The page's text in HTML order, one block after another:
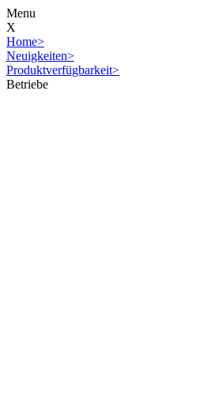
Menu
X
Home>
Neuigkeiten>
Produktverfügbarkeit>
Betriebe